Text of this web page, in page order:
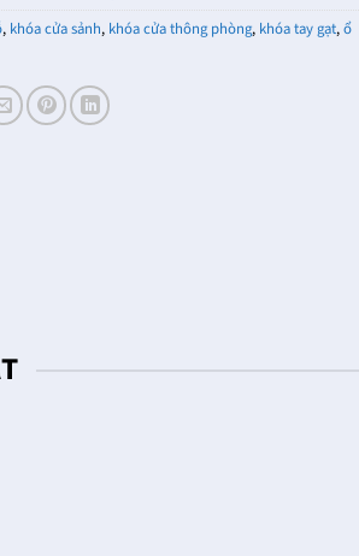
, khóa cửa sảnh, khóa cửa thông phòng, khóa tay gạt,ổ